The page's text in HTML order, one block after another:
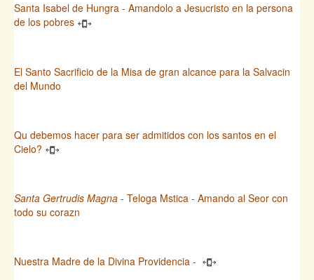
Santa Isabel de Hungra - Amandolo a Jesucristo en la persona
de los pobres
El Santo Sacrificio de la Misa de gran alcance para la Salvacin
del Mundo
Qu debemos hacer para ser admitidos con los santos en el
Cielo?
Santa Gertrudis Magna - Teloga Mstica - Amando al Seor con
todo su corazn
Nuestra Madre de la Divina Providencia -